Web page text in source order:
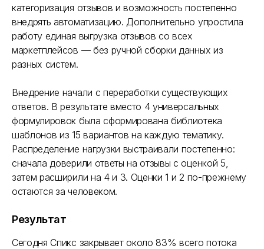
категоризация отзывов и возможность постепенно
внедрять автоматизацию. Дополнительно упростила
работу единая выгрузка отзывов со всех
маркетплейсов — без ручной сборки данных из
разных систем.
Внедрение начали с переработки существующих
ответов. В результате вместо 4 универсальных
формулировок была сформирована библиотека
шаблонов из 15 вариантов на каждую тематику.
Распределение нагрузки выстраивали постепенно:
сначала доверили ответы на отзывы с оценкой 5,
затем расширили на 4 и 3. Оценки 1 и 2 по-прежнему
остаются за человеком.
Результат
Сегодня Спикс закрывает около 83% всего потока